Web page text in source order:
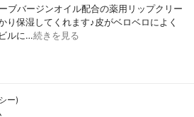
ブバージンオイル配合の薬用リップクリー
り保湿してくれます♪皮がベロベロによく
ルに…続きを見る
ー)